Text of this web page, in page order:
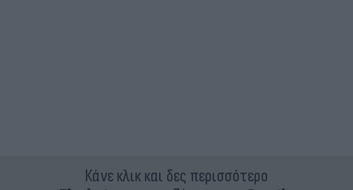
Κάνε κλικ και δες περισσότερο